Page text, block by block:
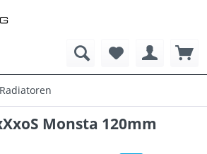
Monsta 120mm